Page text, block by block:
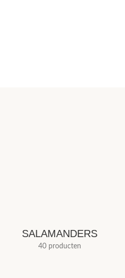
SALAMANDERS
40 producten